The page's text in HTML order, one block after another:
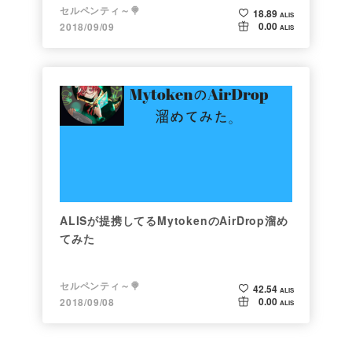
セルペンティ～🍭
2018/09/09
18.89 ALIS
0.00 ALIS
ALISが提携してるMytokenのAirDrop溜め
てみた
セルペンティ～🍭
2018/09/08
42.54 ALIS
0.00 ALIS